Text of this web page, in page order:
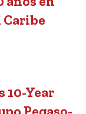
Caribe
10-Year